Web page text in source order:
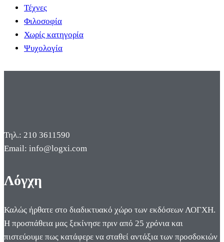
Τέχνες
Φιλοσοφία
Χωρίς κατηγορία
Ψυχολογία
Τηλ.: 210 3611590
Email: info@logxi.com
Λόγχη
Καλώς ήρθατε στο διαδικτυακό χώρο των εκδόσεων ΛΟΓΧΗ.
Η προσπάθεια μας ξεκίνησε πριν από 25 χρόνια και
πιστεύουμε πως κατάφερε να σταθεί αντάξια των προσδοκιών